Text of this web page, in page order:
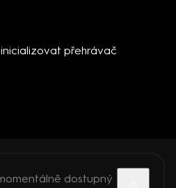
přehrávač
dostupný